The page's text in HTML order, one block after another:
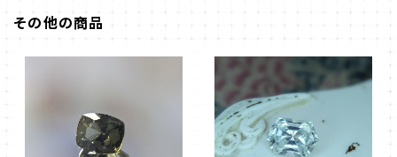
その他の商品